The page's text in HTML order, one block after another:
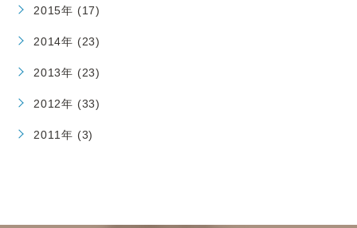
2015年 (17)
2014年 (23)
2013年 (23)
2012年 (33)
2011年 (3)